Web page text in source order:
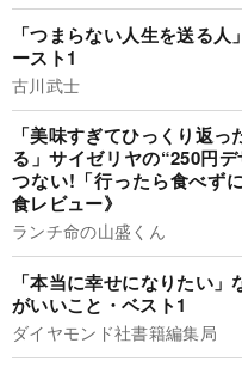
「つまらない人生を送る
ースト1
古川武士
「美味すぎてひっくり返
る」サイゼリヤの“250円
つない!「行ったら食べず
食レビュー》
ランチ命の山盛くん
「本当に幸せになりたい
がいいこと・ベスト1
ダイヤモンド社書籍編集局